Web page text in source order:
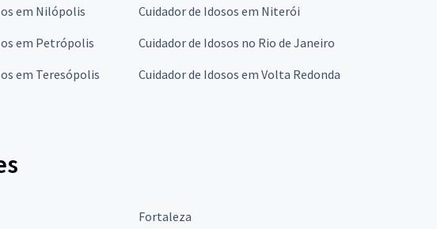
em Nilópolis
Cuidador de Idosos em Niterói
em Petrópolis
Cuidador de Idosos no Rio de Janeiro
em Teresópolis Cuidador de Idosos em Volta Redonda
Fortaleza